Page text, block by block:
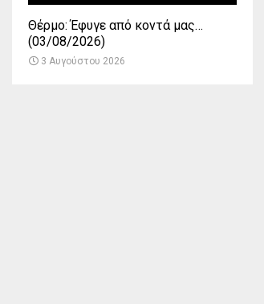
Θέρμο: Έφυγε από κοντά μας…
(03/08/2026)
3 Αυγούστου 2026